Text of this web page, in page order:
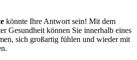
könnte Ihre Antwort sein! Mit dem
Gesundheit können Sie innerhalb eines
sich großartig fühlen und wieder mit